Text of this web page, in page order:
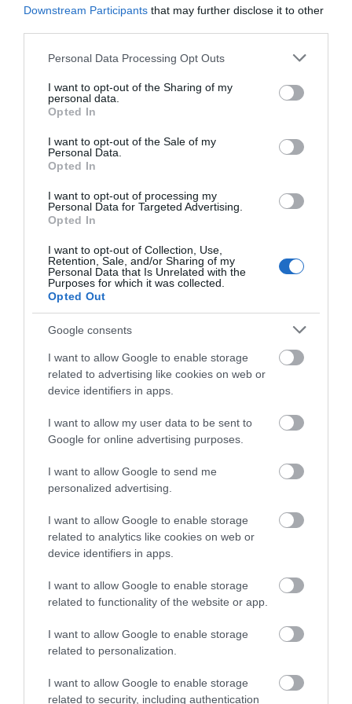
Downstream Participants that may further disclose it to other
Please note that this website/app uses one or more Google
not limited to your visit or usage behaviour. You may click to
grant or deny consent to Google and its third-party tags to
use your data for below specified purposes in below Google
consent section.
Personal Data Processing Opt Outs
I want to opt-out of the Sharing of my
personal data.
Opted In
I want to opt-out of the Sale of my
Personal Data.
Opted In
I want to opt-out of processing my
Personal Data for Targeted Advertising.
Opted In
I want to opt-out of Collection, Use,
Retention, Sale, and/or Sharing of my
Personal Data that Is Unrelated with the
Purposes for which it was collected.
Opted Out
Google consents
I want to allow Google to enable storage
related to advertising like cookies on web or
device identifiers in apps.
I want to allow my user data to be sent to
Google for online advertising purposes.
I want to allow Google to send me
personalized advertising.
I want to allow Google to enable storage
related to analytics like cookies on web or
device identifiers in apps.
I want to allow Google to enable storage
related to functionality of the website or app.
I want to allow Google to enable storage
related to personalization.
I want to allow Google to enable storage
related to security, including authentication
Διάσταση: 600?350?120mm
Μια νέα σειρά νιπτήρων κατασκευασμένων από
φυσικά υλικά όπως ψιλή άμμος και πέτρα αναμιγμένα
σκυροδέματος δημιουργούν ένα απόλυτα συμπαγές
υλικό, χωρίς άλλες προσθήκες. Το υλικό παραγωγής
νιπτήρων terrazzo είναι ανθεκτικό στις ρωγμές.
νανοτεχνολογίας
η οποία μετατρέπει τα προϊόντα σε αδιάβροχα και
εύκολα στο καθάρισμα. Χάρη στην ειδική επεξεργασία
γίνεται κατά την παραγωγή τους, τα χρώματα δεν
ξεθωριάζουν. Τα ιδιαίτερα μοτίβα terrazzo
συμπληρώνουν
άψογα και αρμονικά κάθε σημείο εφαρμογής.
Για τον καθαρισμό των νιπτήρων προτείνουμε να
χρησιμοποιείτε ζεστό νερό με ένα μαλακό πανί. Μην
χρησιμοποιείτε ισχ Αγγλική Περιγραφή:
Dimension: 600?350?120mm
A new series of washbasins made of natural materials
such as small sand and natural stone mixed with
concrete
powder create a completely solid material, without
any other additions. The production material of the